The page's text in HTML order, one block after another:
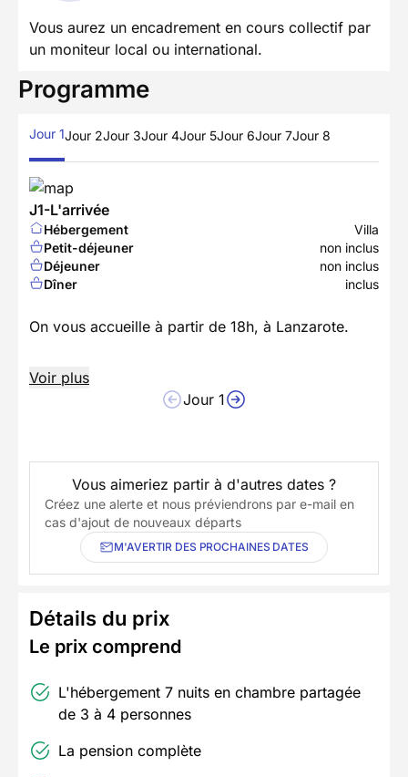
Vous aurez un encadrement en cours collectif par
un moniteur local ou international.
Programme
Jour 1Jour 2Jour 3Jour 4Jour 5Jour 6Jour 7Jour 8
J1-L'arrivée
Hébergement
Villa
Petit-déjeuner
non inclus
Déjeuner
non inclus
Dîner
inclus
On vous accueille à partir de 18h, à Lanzarote.
Voir plus
Jour 1
Vous aimeriez partir à d'autres dates ?
Créez une alerte et nous préviendrons par e-mail en
cas d'ajout de nouveaux départs
M'AVERTIR DES PROCHAINES DATES
Détails du prix
Le prix comprend
L'hébergement 7 nuits en chambre partagée
de 3 à 4 personnes
La pension complète